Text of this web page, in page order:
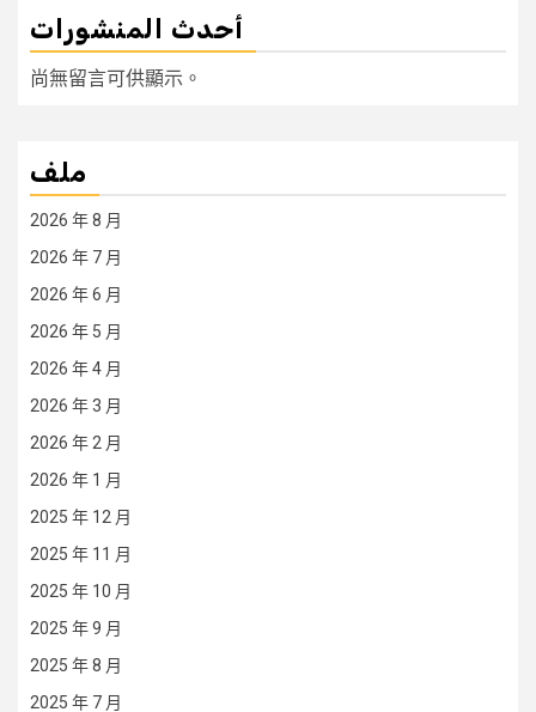
أحدث المنشورات
尚無留言可供顯示。
ملف
2026 年 8 月
2026 年 7 月
2026 年 6 月
2026 年 5 月
2026 年 4 月
2026 年 3 月
2026 年 2 月
2026 年 1 月
2025 年 12 月
2025 年 11 月
2025 年 10 月
2025 年 9 月
2025 年 8 月
2025 年 7 月